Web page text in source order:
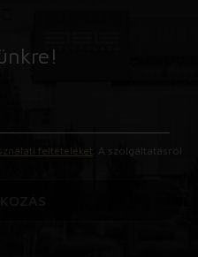
feltételeket . A szolgáltatásról